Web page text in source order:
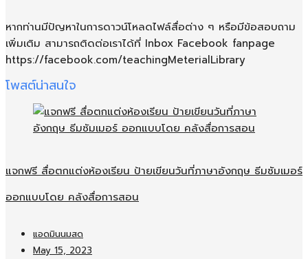
หากท่านมีปัญหาในการดาวน์โหลดไฟล์สื่อต่าง ๆ หรือมีข้อสอบถาม
เพิ่มเติม สามารถติดต่อเราได้ที่ Inbox Facebook fanpage
https://facebook.com/teachingMeterialLibrary
โพสต์น่าสนใจ
แจกฟรี สื่อตกแต่งห้องเรียน ป้ายเขียนวันที่ภาษาอังกฤษ ธีมซัมเมอร์
ออกแบบโดย คลังสื่อการสอน
แอดมินนมสด
May 15, 2023